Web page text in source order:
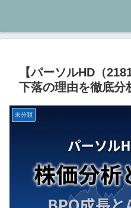
【パーソルHD（
下落の理由を徹底分
未分類